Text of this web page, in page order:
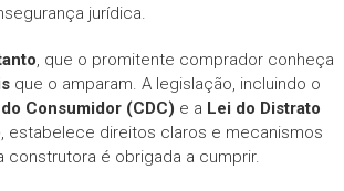
jurídica.
, que o promitente comprador conheça
que o amparam. A legislação, incluindo o
Consumidor (CDC) e a Lei do Distrato
, estabelece direitos claros e mecanismos
construtora é obrigada a cumprir.